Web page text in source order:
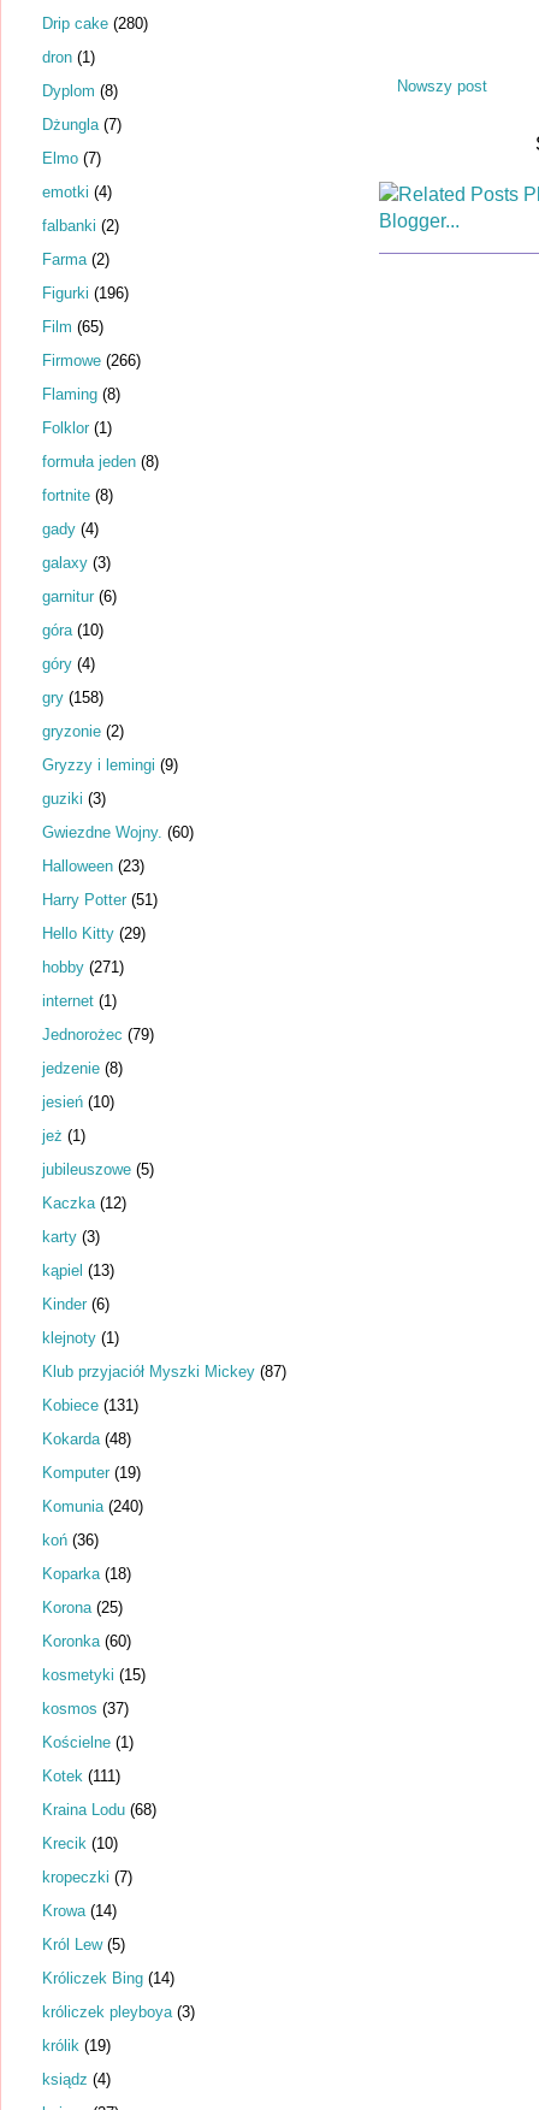
Nowszy post
Drip cake (280)
dron (1)
Dyplom (8)
Dżungla (7)
Elmo (7)
emotki (4)
falbanki (2)
Farma (2)
Figurki (196)
Film (65)
Firmowe (266)
Flaming (8)
Folklor (1)
formuła jeden (8)
fortnite (8)
gady (4)
galaxy (3)
garnitur (6)
góra (10)
góry (4)
gry (158)
gryzonie (2)
Gryzzy i lemingi (9)
guziki (3)
Gwiezdne Wojny. (60)
Halloween (23)
Harry Potter (51)
Hello Kitty (29)
hobby (271)
internet (1)
Jednorożec (79)
jedzenie (8)
jesień (10)
jeż (1)
jubileuszowe (5)
Kaczka (12)
karty (3)
kąpiel (13)
Kinder (6)
klejnoty (1)
Klub przyjaciół Myszki Mickey (87)
Kobiece (131)
Kokarda (48)
Komputer (19)
Komunia (240)
koń (36)
Koparka (18)
Korona (25)
Koronka (60)
kosmetyki (15)
kosmos (37)
Kościelne (1)
Kotek (111)
Kraina Lodu (68)
Krecik (10)
kropeczki (7)
Krowa (14)
Król Lew (5)
Króliczek Bing (14)
króliczek pleyboya (3)
królik (19)
ksiądz (4)